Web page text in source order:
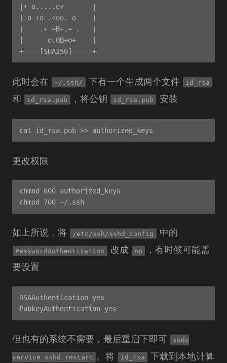
|+ o.....o+       |
| o +o .+oo. o    |
|    .+ =B+.= .   |
|      o.OB+o+    |
此时会在 ~/.ssh/ 下有一个生成两个文件 id_rsa
和 id_rsa.pub ，将公钥 id_rsa.pub 安装
更改权限
chmod 600 authorized_keys
如上所说，将 /etc/ssh/sshd_config 中的
PasswordAuthentication 改成 no
，有时候可能需
要设置
RSAAuthentication yes
但也有的系统不需要，最后重启下即可 sudo
service sshd restart 。将 id_rsa
下载到本地计算